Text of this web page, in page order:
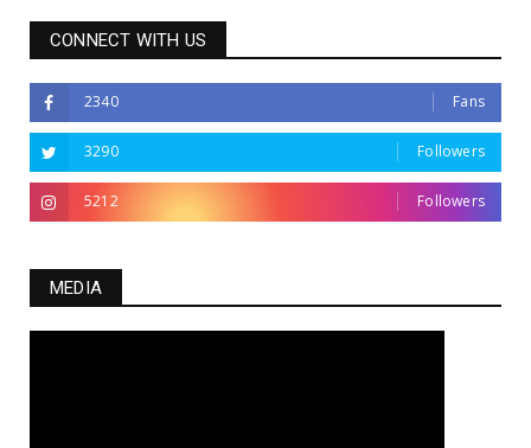
CONNECT WITH US
2340 Fans
3290 Followers
5212 Followers
MEDIA